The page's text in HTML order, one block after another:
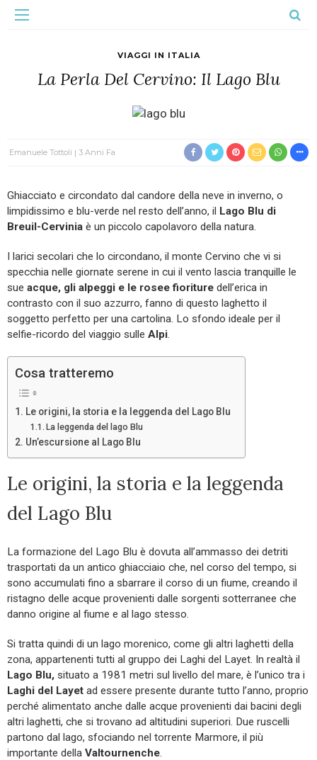
VIAGGI IN ITALIA
La Perla Del Cervino: Il Lago Blu
Emanuele Tottoli 3 Anni Fa
Ghiacciato e circondato dal candore della neve in inverno, o
limpidissimo e blu-verde nel resto dell’anno, il Lago Blu di
Breuil-Cervinia è un piccolo capolavoro della natura.
I larici secolari che lo circondano, il monte Cervino che vi si
specchia nelle giornate serene in cui il vento lascia tranquille le
sue acque, gli alpeggi e le rosee fioriture dell’erica in
contrasto con il suo azzurro, fanno di questo laghetto il
soggetto perfetto per una cartolina. Lo sfondo ideale per il
selfie-ricordo del viaggio sulle Alpi.
Cosa tratteremo
Le origini, la storia e la leggenda del Lago Blu
La leggenda del lago Blu
Un’escursione al Lago Blu
Le origini, la storia e la leggenda
del Lago Blu
La formazione del Lago Blu è dovuta all’ammasso dei detriti
trasportati da un antico ghiacciaio che, nel corso del tempo, si
sono accumulati fino a sbarrare il corso di un fiume, creando il
ristagno delle acque provenienti dalle sorgenti sotterranee che
danno origine al fiume e al lago stesso.
Si tratta quindi di un lago morenico, come gli altri laghetti della
zona, appartenenti tutti al gruppo dei Laghi del Layet. In realtà il
Lago Blu, situato a 1981 metri sul livello del mare, è l’unico tra i
Laghi del Layet ad essere presente durante tutto l’anno, proprio
perché alimentato anche dalle acque provenienti dai bacini degli
altri laghetti, che si trovano ad altitudini superiori. Due ruscelli
partono dal lago, sfociando nel torrente Marmore, il più
importante della Valtournenche.